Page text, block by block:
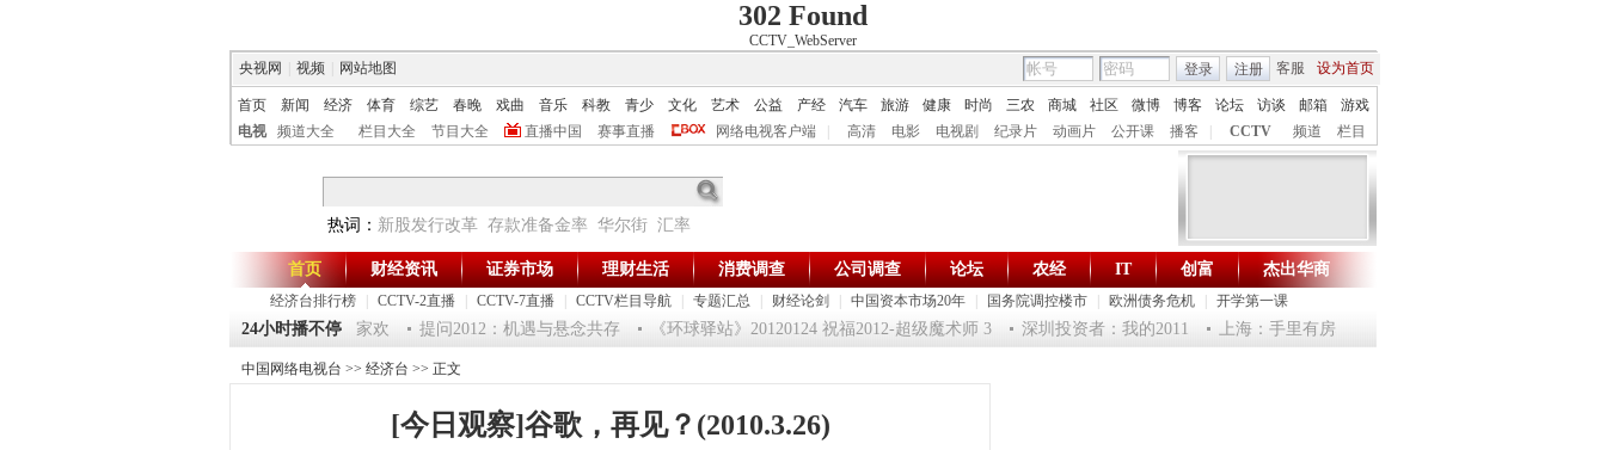
302 Found
CCTV_WebServer
央视网
视频 网站地图 客服 设为首页
登录 注册
首页 新闻 经济 体育 综艺 春晚 戏曲 音乐 科教 青少 文化 艺术 公益 产经 汽车 旅游 健康 时尚 三农 商城 社区 微博 博客 论坛 访谈 邮箱
游戏
电视
频道大全 栏目大全 节目大全 直播中国 赛事直播 网络电视客户端 高清 电影 电视剧 纪录片 动画片 公开课 播客 CCTV 频道 栏目
热词： 新股发行改革 存款准备金率 华尔街 汇率
财智生活 一键通达
首页
经济台排行榜 CCTV-2直播 CCTV-7直播 CCTV栏目导航 专题汇总 财经论剑 中国资本市场20年 国务院调控楼市 欧洲债务危机 开学第一课
财经资讯 证券市场 理财生活 消费调查 公司调查 论坛 农经 IT 创富 杰出华商
24小时播不停
》 20120124 淘乐龙年味道——鱼跃迎龙合家欢 提问2012：机遇与悬念共存 《环球驿站》20120124 祝福2012-超级魔术师 3 深圳投资者：我的2011 上海：手里有房心中慌 房产投资已然降火
中国网络电视台 >> 经济台 >> 正文
[今日观察]谷歌，再见？(2010.3.26)